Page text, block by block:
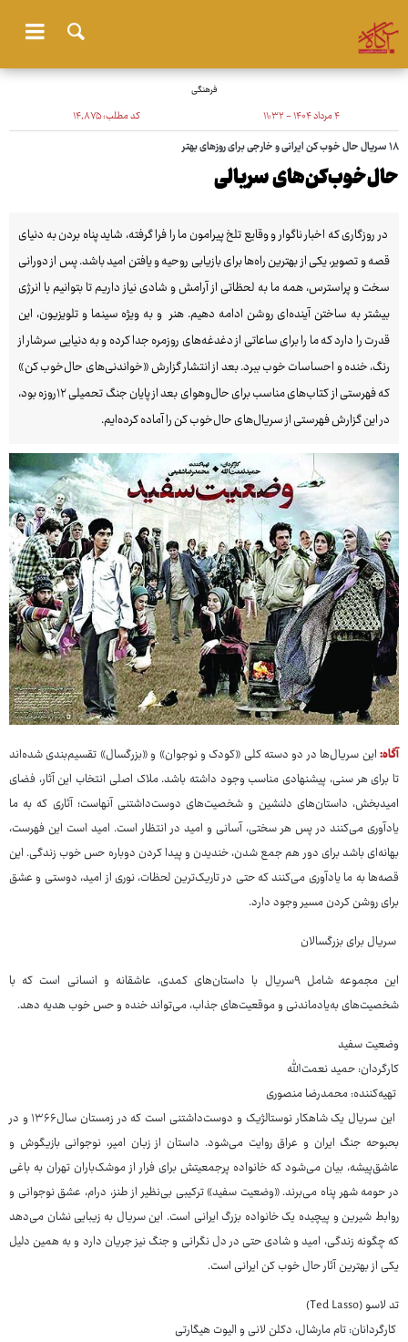
فرهنگی
۴ مرداد ۱۴۰۴ - ۱۱:۳۲ کد مطلب:۱۴٬۸۷۵
۱۸ سریال حال خوب کن ایرانی و خارجی برای روزهای بهتر
حال‌خوب‌کن‌های سریالی
در روزگاری که اخبار ناگوار و وقایع تلخ پیرامون ما را فرا گرفته، شاید پناه بردن به دنیای
قصه و تصویر، یکی از بهترین راه‌ها برای بازیابی روحیه و یافتن امید باشد. پس از دورانی
سخت و پراسترس، همه ما به لحظاتی از آرامش و شادی نیاز داریم تا بتوانیم با انرژی
بیشتر به ساختن آینده‌ای روشن ادامه دهیم. هنر و به ویژه سینما و تلویزیون، این
قدرت را دارد که ما را برای ساعاتی از دغدغه‌های روزمره جدا کرده و به دنیایی سرشار از
رنگ، خنده و احساسات خوب ببرد. بعد از انتشار گزارش «خواندنی‌های حال‌خوب کن»
که فهرستی از کتاب‌های مناسب برای حال‌وهوای بعد از پایان جنگ تحمیلی ۱۲روزه بود،
در این گزارش فهرستی از سریال‌های حال‌خوب‌ کن را آماده کرده‌ایم.
آگاه:این سریال‌ها در دو دسته کلی «کودک و نوجوان» و «بزرگسال» تقسیم‌بندی شده‌اند
تا برای هر سنی، پیشنهادی مناسب وجود داشته باشد. ملاک اصلی انتخاب این آثار، فضای
امیدبخش، داستان‌های دلنشین و شخصیت‌های دوست‌داشتنی آنهاست؛ آثاری که به ما
یادآوری می‌کنند در پس هر سختی، آسانی و امید در انتظار است. امید است این فهرست،
بهانه‌ای باشد برای دور هم جمع شدن، خندیدن و پیدا کردن دوباره‌ حس خوب زندگی. این
قصه‌ها به ما یادآوری می‌کنند که حتی در تاریک‌ترین لحظات، نوری از امید، دوستی و عشق
برای روشن کردن مسیر وجود دارد.
سریال برای بزرگسالان
این مجموعه شامل ۹سریال‌ با داستان‌های کمدی، عاشقانه و انسانی است که با
شخصیت‌های به‌یادماندنی و موقعیت‌های جذاب، می‌تواند خنده و حس خوب هدیه دهد.
وضعیت سفید
کارگردان: حمید نعمت‌الله
تهیه‌کننده: محمدرضا منصوری
این سریال یک شاهکار نوستالژیک و دوست‌داشتنی است که در زمستان سال۱۳۶۶ و در
بحبوحه جنگ ایران و عراق روایت می‌شود. داستان از زبان امیر، نوجوانی بازیگوش و
عاشق‌پیشه، بیان می‌شود که خانواده پرجمعیتش برای فرار از موشک‌باران تهران به باغی
در حومه شهر پناه می‌برند. «وضعیت سفید» ترکیبی بی‌نظیر از طنز، درام، عشق نوجوانی و
روابط شیرین و پیچیده یک خانواده بزرگ ایرانی است. این سریال به زیبایی نشان می‌دهد
که چگونه زندگی، امید و شادی حتی در دل نگرانی و جنگ نیز جریان دارد و به همین دلیل
یکی از بهترین آثار حال خوب کن ایرانی است.
تد لاسو (Ted Lasso)
کارگردانان: تام مارشال، دکلن لانی و الیوت هیگارتی